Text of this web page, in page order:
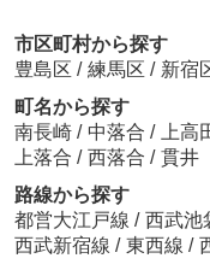
市区町村から探す
豊島区 / 練馬区 / 新宿
町名から探す
南長崎 / 中落合 / 上高
上落合 / 西落合 / 貫井
路線から探す
都営大江戸線 / 西武池
西武新宿線 / 東西線 /